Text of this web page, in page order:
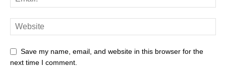
Save my name, email, and website in this browser for the
next time I comment.